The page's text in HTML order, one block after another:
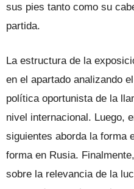
sus pies tanto como su
partida.
La estructura de la
en el apartado analizando
política oportunista de la
nivel internacional. Luego,
siguientes aborda la forma
forma en Rusia.
sobre la relevancia de la